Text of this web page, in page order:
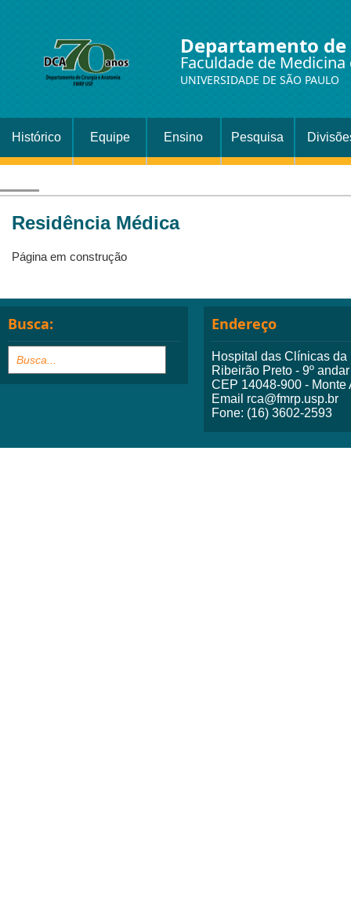
Departamento
Faculdade de
UNIVERSIDADE DE SÃO PAULO
Histórico Equipe Ensino Pesquisa
Residência Médica
Página em construção
Busca: Endereço
Hospital das Clínicas
Ribeirão Preto - 9º andar
CEP 14048-900 -
Email rca@fmrp.usp.br
Fone: (16) 3602-2593